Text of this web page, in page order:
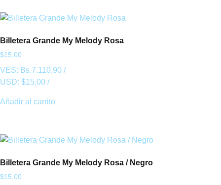
Billetera Grande My Melody Rosa
$15,00
VES: Bs.7.110,90 /
USD: $15,00 /
Añadir al carrito
Billetera Grande My Melody Rosa / Negro
$15,00